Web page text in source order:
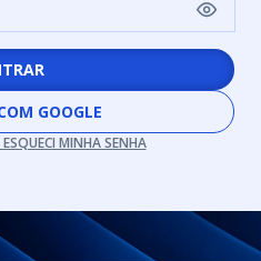
GOOGLE
MINHA SENHA